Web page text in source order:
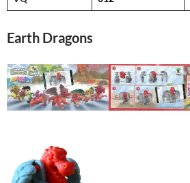
Earth Dragons